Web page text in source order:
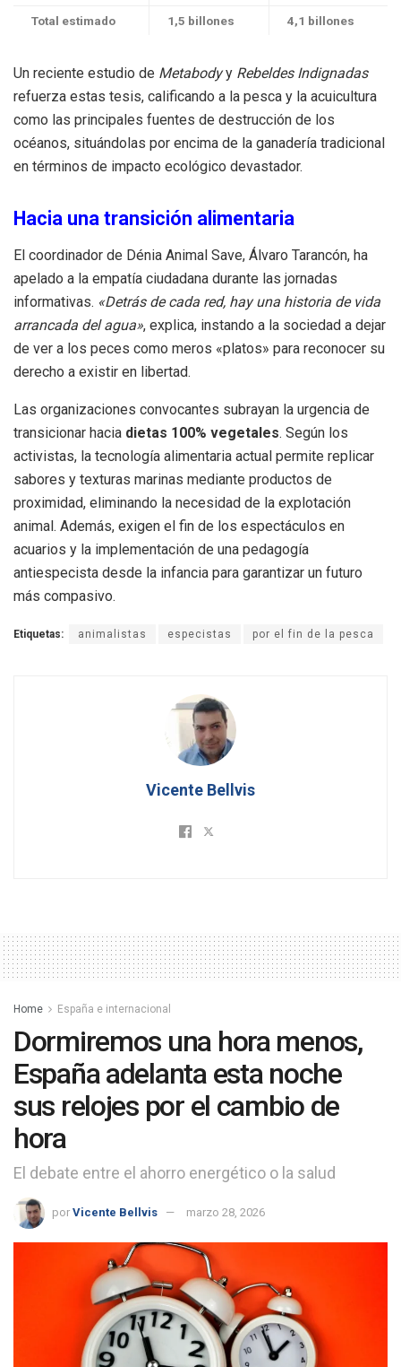
Total estimado 1,5 billones 4,1 billones
Un reciente estudio de Metabodyy Rebeldes Indignadas
refuerza estas tesis, calificando a la pesca y la acuicultura
como las principales fuentes de destrucción de los
océanos, situándolas por encima de la ganadería tradicional
en términos de impacto ecológico devastador.
Hacia una transición alimentaria
El coordinador de Dénia Animal Save, Álvaro Tarancón, ha
apelado a la empatía ciudadana durante las jornadas
informativas. «Detrás de cada red, hay una historia de vida
arrancada del agua», explica, instando a la sociedad a dejar
de ver a los peces como meros «platos» para reconocer su
derecho a existir en libertad.
Las organizaciones convocantes subrayan la urgencia de
transicionar hacia dietas 100% vegetales. Según los
activistas, la tecnología alimentaria actual permite replicar
sabores y texturas marinas mediante productos de
proximidad, eliminando la necesidad de la explotación
animal. Además, exigen el fin de los espectáculos en
acuarios y la implementación de una pedagogía
antiespecista desde la infancia para garantizar un futuro
más compasivo.
Etiquetas: animalistas especistas por el fin de la pesca
Vicente Bellvis
Home España e internacional
Dormiremos una hora menos,
España adelanta esta noche
sus relojes por el cambio de
hora
El debate entre el ahorro energético o la salud
por Vicente Bellvis marzo 28, 2026